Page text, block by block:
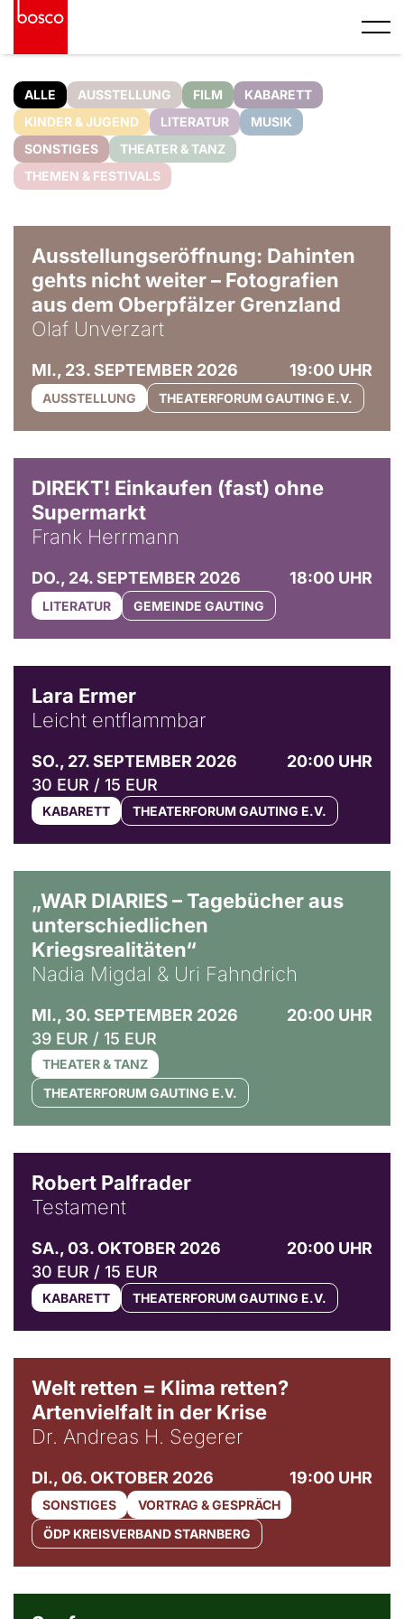
ALLE AUSSTELLUNG FILM
KABARETT
KINDER & JUGEND
LITERATUR
MUSIK
SONSTIGES
THEATER & TANZ
THEMEN & FESTIVALS
Ausstellungseröffnung: Dahinten
gehts nicht weiter – Fotografien
aus dem Oberpfälzer Grenzland
Olaf Unverzart
MI., 23. SEPTEMBER 2026 19:00 UHR
AUSSTELLUNG THEATERFORUM GAUTING E.V.
DIREKT! Einkaufen (fast) ohne
Supermarkt
Frank Herrmann
DO., 24. SEPTEMBER 2026 18:00 UHR
LITERATUR GEMEINDE GAUTING
Lara Ermer
Leicht entflammbar
SO., 27. SEPTEMBER 2026
20:00 UHR
30 EUR / 15 EUR
KABARETT THEATERFORUM GAUTING E.V.
„WAR DIARIES – Tagebücher aus
unterschiedlichen
Kriegsrealitäten“
Nadia Migdal & Uri Fahndrich
MI., 30. SEPTEMBER 2026
20:00 UHR
39 EUR / 15 EUR
THEATER & TANZ
THEATERFORUM GAUTING E.V.
Robert Palfrader
Testament
SA., 03. OKTOBER 2026
20:00 UHR
30 EUR / 15 EUR
KABARETT THEATERFORUM GAUTING E.V.
Welt retten = Klima retten?
Artenvielfalt in der Krise
Dr. Andreas H. Segerer
DI., 06. OKTOBER 2026 19:00 UHR
SONSTIGES
VORTRAG & GESPRÄCH
ÖDP KREISVERBAND STARNBERG